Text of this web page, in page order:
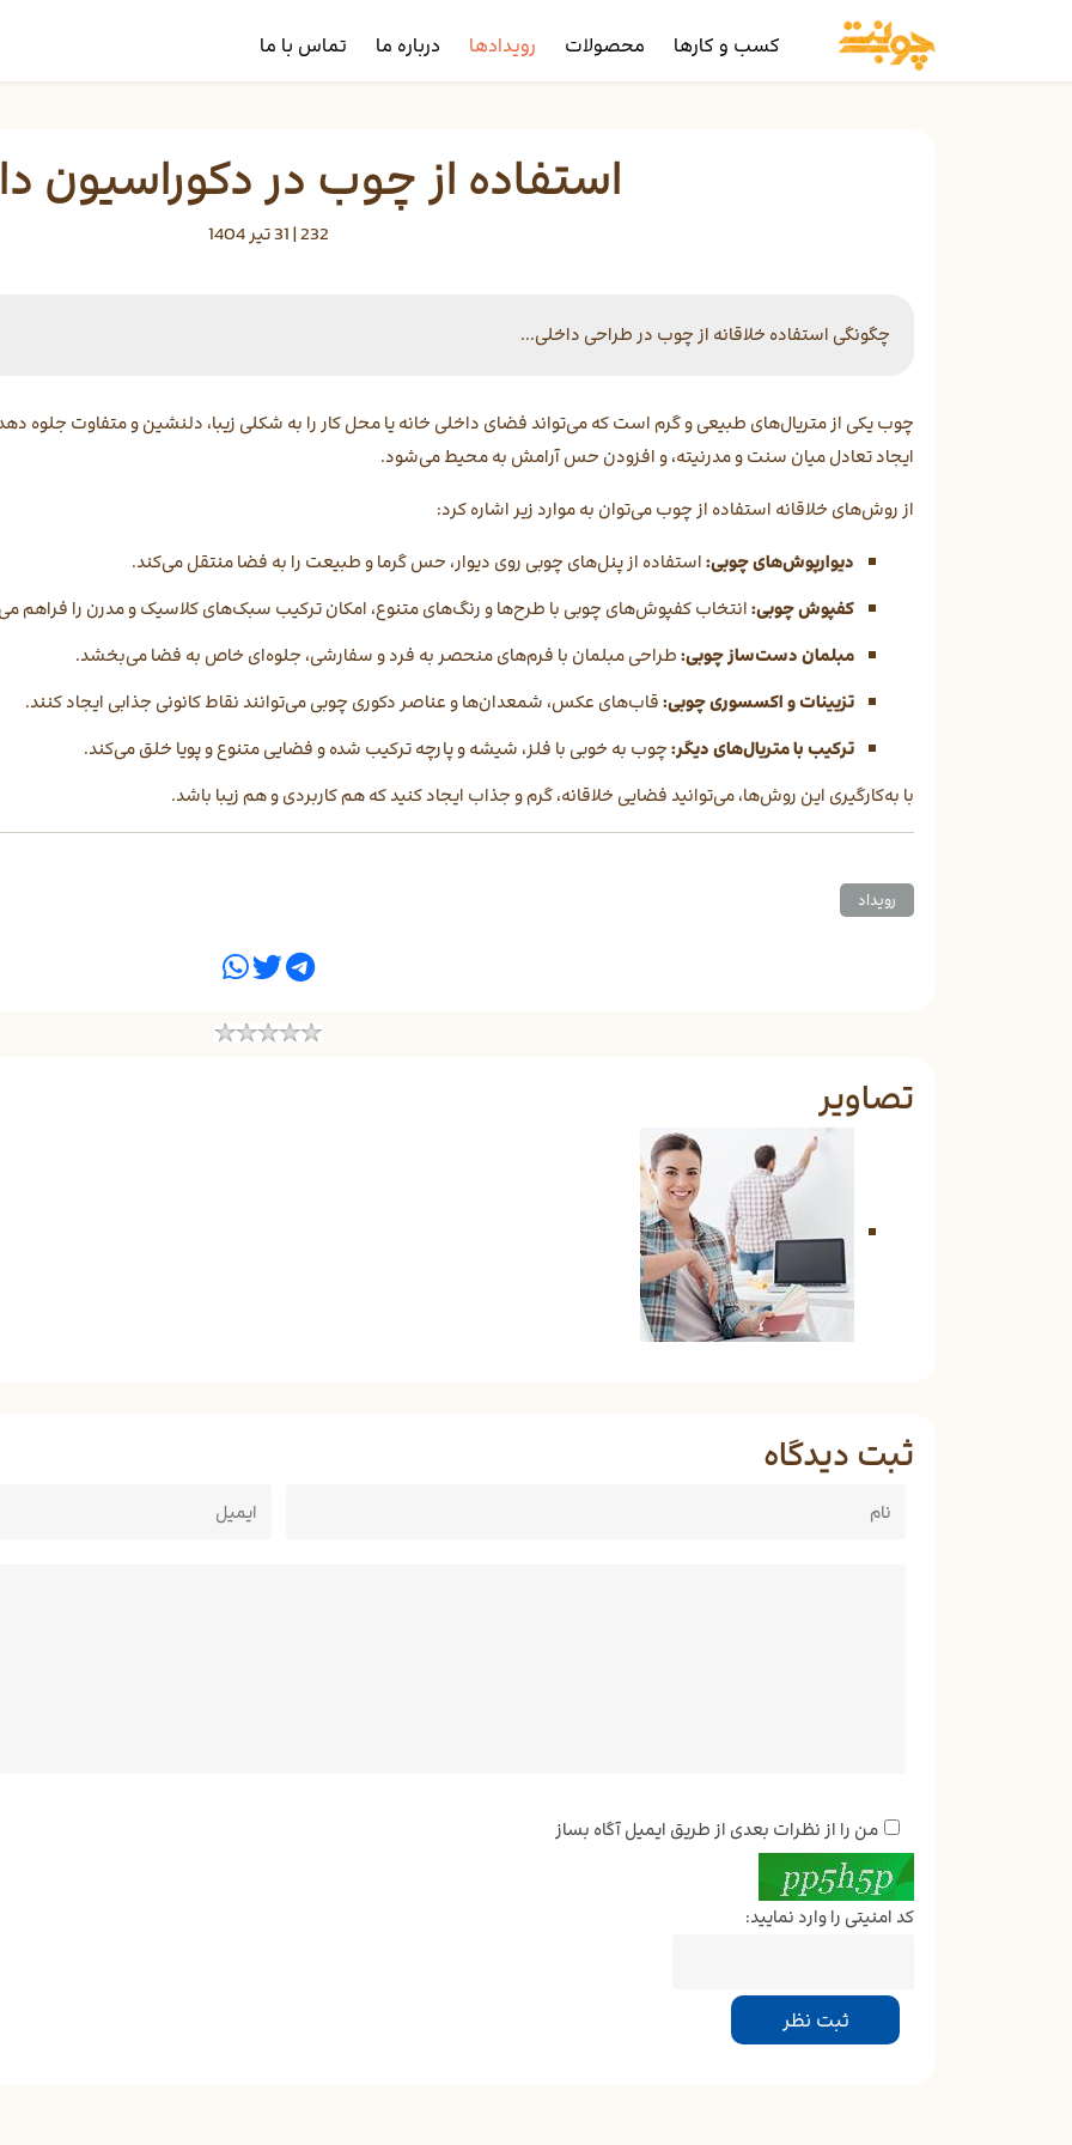
کسب و کارها محصولات رویدادها درباره ما تماس با ما
استفاده از چوب در دکوراسیون
232 | 31 تیر 1404
چگونگی استفاده خلاقانه از چوب در طراحی داخلی...
چوب یکی از متریال‌های طبیعی و گرم است که می‌تواند فضای داخلی خانه یا محل کار را به شکلی زیبا، دلنشین و متفاوت جلوه
ایجاد تعادل میان سنت و مدرنیته، و افزودن حس آرامش به محیط می‌شود.
از روش‌های خلاقانه استفاده از چوب می‌توان به موارد زیر اشاره کرد:
دیوارپوش‌های چوبی:استفاده از پنل‌های چوبی روی دیوار، حس گرما و طبیعت را به فضا منتقل می‌کند.
کفپوش چوبی:انتخاب کفپوش‌های چوبی با طرح‌ها و رنگ‌های متنوع، امکان ترکیب سبک‌های کلاسیک و مدرن را فراهم
مبلمان دست‌ساز چوبی:طراحی مبلمان با فرم‌های منحصر به فرد و سفارشی، جلوه‌ای خاص به فضا می‌بخشد.
تزیینات و اکسسوری چوبی:قاب‌های عکس، شمعدان‌ها و عناصر دکوری چوبی می‌توانند نقاط کانونی جذابی ایجاد کنند.
ترکیب با متریال‌های دیگر:چوب به خوبی با فلز، شیشه و پارچه ترکیب شده و فضایی متنوع و پویا خلق می‌کند.
با به‌کارگیری این روش‌ها، می‌توانید فضایی خلاقانه، گرم و جذاب ایجاد کنید که هم کاربردی و هم زیبا باشد.
رویداد
تصاویر
ثبت دیدگاه
من را از نظرات بعدی از طریق ایمیل آگاه بساز
کد امنیتی را وارد نمایید: